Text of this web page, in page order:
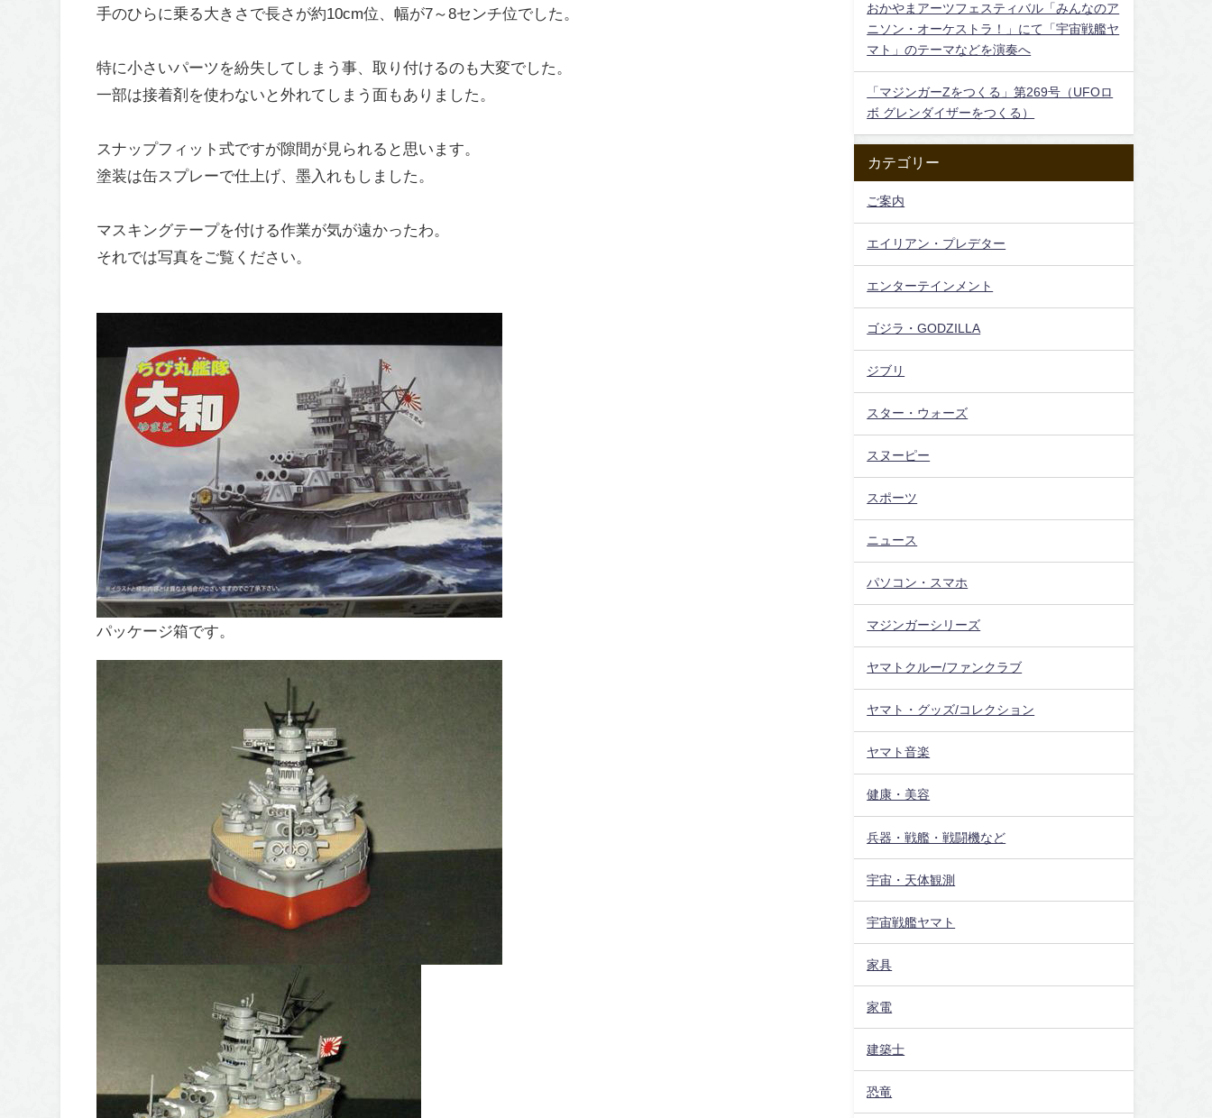
手のひらに乗る大きさで長さが約10cm位、幅が7～8センチ位でした。
特に小さいパーツを紛失してしまう事、取り付けるのも大変でした。
一部は接着剤を使わないと外れてしまう面もありました。
スナップフィット式ですが隙間が見られると思います。
塗装は缶スプレーで仕上げ、墨入れもしました。
マスキングテープを付ける作業が気が遠かったわ。
それでは写真をご覧ください。
パッケージ箱です。
おかやまアーツフェスティバル「みんなのア
ニソン・オーケストラ！」にて「宇宙戦艦ヤ
マト」のテーマなどを演奏へ
「マジンガーZをつくる」第269号（UFOロ
ボ グレンダイザーをつくる）
カテゴリー
ご案内
エイリアン・プレデター
エンターテインメント
ゴジラ・GODZILLA
ジブリ
スター・ウォーズ
スヌーピー
スポーツ
ニュース
パソコン・スマホ
マジンガーシリーズ
ヤマトクルー/ファンクラブ
ヤマト・グッズ/コレクション
ヤマト音楽
健康・美容
兵器・戦艦・戦闘機など
宇宙・天体観測
宇宙戦艦ヤマト
家具
家電
建築士
恐竜